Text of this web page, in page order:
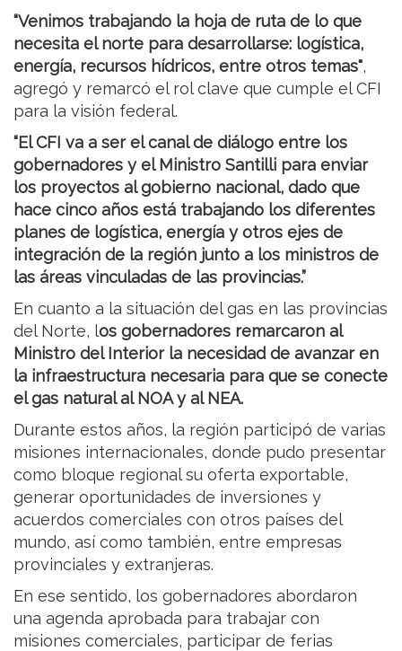
“Venimos trabajando la hoja de ruta de lo que
necesita el norte para desarrollarse: logística,
energía, recursos hídricos, entre otros temas",
agregó y remarcó el rol clave que cumple el CFI
para la visión federal.
“El CFI va a ser el canal de diálogo entre los
gobernadores y el Ministro Santilli para enviar
los proyectos al gobierno nacional, dado que
hace cinco años está trabajando los diferentes
planes de logística, energía y otros ejes de
integración de la región junto a los ministros de
las áreas vinculadas de las provincias.”
En cuanto a la situación del gas en las provincias
del Norte, los gobernadores remarcaron al
Ministro del Interior la necesidad de avanzar en
la infraestructura necesaria para que se conecte
el gas natural al NOA y al NEA.
Durante estos años, la región participó de varias
misiones internacionales, donde pudo presentar
como bloque regional su oferta exportable,
generar oportunidades de inversiones y
acuerdos comerciales con otros países del
mundo, así como también, entre empresas
provinciales y extranjeras.
En ese sentido, los gobernadores abordaron
una agenda aprobada para trabajar con
misiones comerciales, participar de ferias